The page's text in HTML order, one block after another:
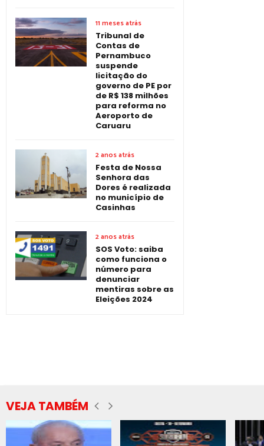
11 meses atrás
Tribunal de
Contas de
Pernambuco
suspende
licitação do
governo de PE por
de R$ 138 milhões
para reforma no
Aeroporto de
Caruaru
2 anos atrás
Festa de Nossa
Senhora das
Dores é realizada
no município de
Casinhas
2 anos atrás
SOS Voto: saiba
como funciona o
número para
denunciar
mentiras sobre as
Eleições 2024
VEJA TAMBÉM